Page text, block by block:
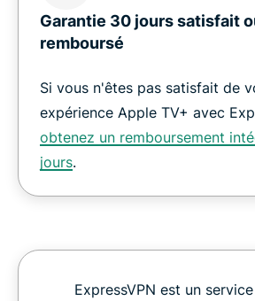
Garantie 30 jours satisfait
remboursé
Si vous n'êtes pas satisfait de
expérience Apple TV+ avec
obtenez un remboursement
jours.
ExpressVPN est un